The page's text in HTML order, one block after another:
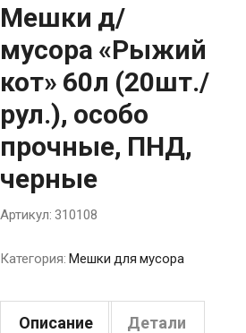
Мешки д/
мусора «Рыжий
кот» 60л (20шт./
рул.), особо
прочные, ПНД,
черные
Артикул: 310108
Категория: Мешки для мусора
Описание Детали